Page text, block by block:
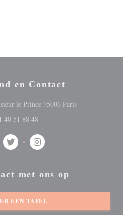
en Contact
le Prince 75006 Paris((opent in een
40 51 88 48
((opent in een nieuw venster))
Twitter ((opent in een nieuw
Instagram ((opent in een
met ons op
EEN TAFEL